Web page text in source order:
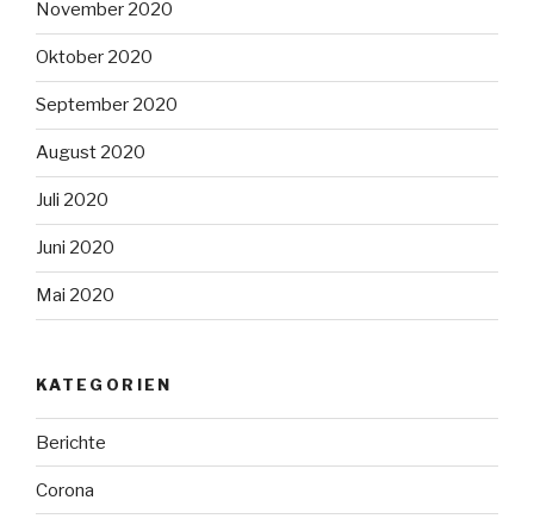
November 2020
Oktober 2020
September 2020
August 2020
Juli 2020
Juni 2020
Mai 2020
KATEGORIEN
Berichte
Corona